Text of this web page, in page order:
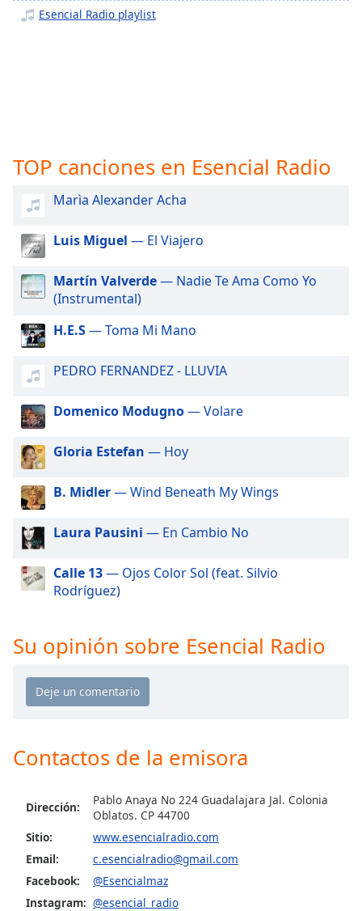
Descriptions
settings,
subtitles
dialog
subtitles
off
selected
Audio
Track
Picture-
in-
Fullscreen
This
modal
window.
Beginning
dialog
window.
cancel
close
Text
Color
Opacity
Background
Color
Esencial Radio playlist
TOP canciones en Esencial Radio
Marìa Alexander Acha
Luis Miguel — El Viajero
Martín Valverde— Nadie Te Ama Como Yo
(Instrumental)
H.E.S— Toma Mi Mano
PEDRO FERNANDEZ - LLUVIA
Domenico Modugno— Volare
Gloria Estefan — Hoy
B. Midler— Wind Beneath My Wings
Laura Pausini — En Cambio No
Calle 13— Ojos Color Sol (feat. Silvio
Rodríguez)
Su opinión sobre Esencial Radio
Contactos de la emisora
Dirección:
Pablo Anaya No 224 Guadalajara Jal. Colonia
Oblatos. CP 44700
Sitio:
www.esencialradio.com
Email:
c.esencialradio@gmail.com
Facebook:
@Esencialmaz
Instagram: @esencial_radio